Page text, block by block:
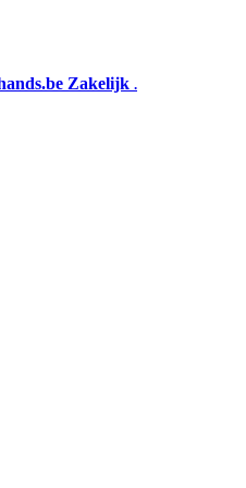
Zakelijk .